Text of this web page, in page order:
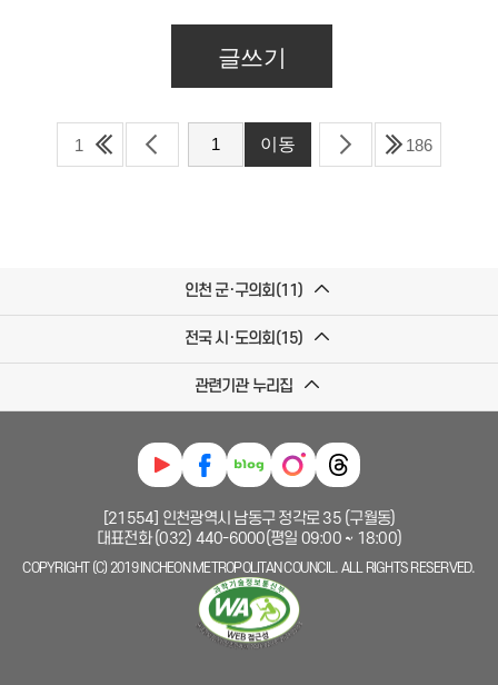
글쓰기
1 186
인천 군·구의회(11)
전국 시·도의회(15)
관련기관 누리집
[21554] 인천광역시 남동구 정각로 35 (구월동)
대표전화 (032) 440-6000(평일 09:00 ~ 18:00)
COPYRIGHT (C) 2019 INCHEON METROPOLITAN COUNCIL. ALL RIGHTS RESERVED.